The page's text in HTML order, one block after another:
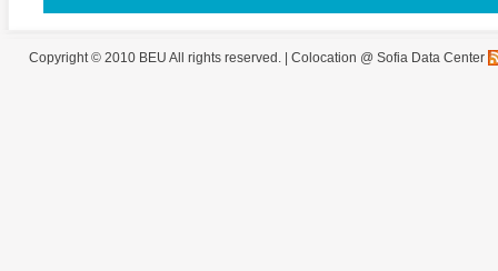
Copyright © 2010 BEU All rights reserved. | Colocation @ Sofia Data Center